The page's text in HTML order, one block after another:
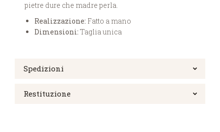
pietre dure che madre perla.
Realizzazione: Fatto a mano
Dimensioni: Taglia unica
Spedizioni
Restituzione